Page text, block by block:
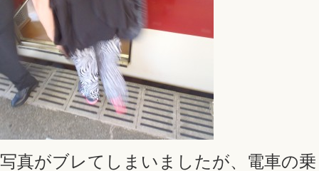
写真がブレてしまいましたが、電車の